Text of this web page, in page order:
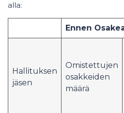
alla:
Ennen
Hallituksen
jäsen
Omistettujen
osakkeiden
määrä